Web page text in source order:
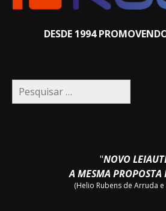
DESDE 1994
Pesquisar
por:
"NOVO
A MESMA PROPOSTA
(Helio Rubens de Arruda